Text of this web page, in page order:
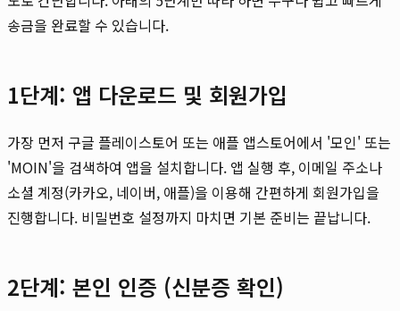
송금을 완료할 수 있습니다.
1단계: 앱 다운로드 및 회원가입
가장 먼저 구글 플레이스토어 또는 애플 앱스토어에서 '모인' 또는
'MOIN'을 검색하여 앱을 설치합니다. 앱 실행 후, 이메일 주소나
소셜 계정(카카오, 네이버, 애플)을 이용해 간편하게 회원가입을
진행합니다. 비밀번호 설정까지 마치면 기본 준비는 끝납니다.
2단계: 본인 인증 (신분증 확인)